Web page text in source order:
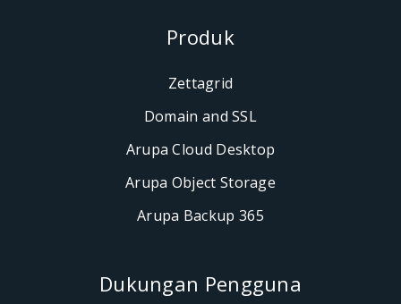
Produk
Zettagrid
Domain and SSL
Arupa Cloud Desktop
Arupa Object Storage
Arupa Backup 365
Dukungan Pengguna